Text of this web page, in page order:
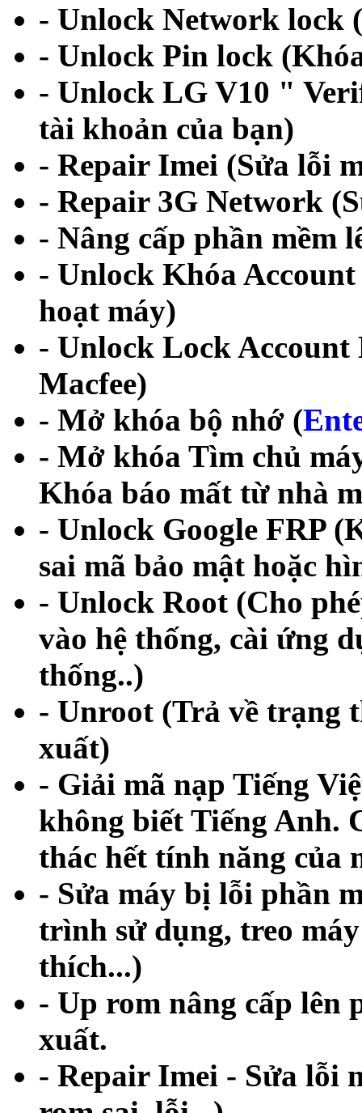
- Unlock Network lock
- Unlock Pin lock
- Unlock LG V10 "
tài khoản của bạn)
- Repair Imei (Sửa lỗi
- Repair 3G Network
- Nâng cấp phần mềm
- Unlock Khóa
hoạt máy)
- Unlock Lock
Macfee)
- Mở khóa bộ nhớ (
- Mở khóa Tìm chủ
Khóa báo mất từ nhà
- Unlock Google FRP
sai mã bảo mật hoặc
- Unlock Root (Cho
vào hệ thống, cài ứng
thống..)
- Unroot (Trả về trạng
xuất)
- Giải mã nạp Tiếng
không biết Tiếng Anh.
thác hết tính năng của
- Sửa máy bị lỗi phần
trình sử dụng, treo
thích...)
- Up rom nâng cấp lên
xuất.
- Repair Imei - Sửa lỗi